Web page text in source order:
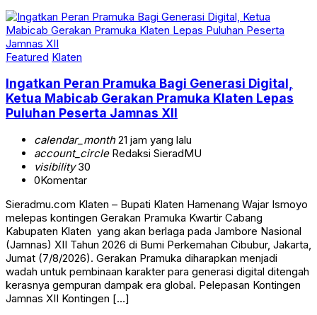
Featured Klaten
Ingatkan Peran Pramuka Bagi Generasi Digital,
Ketua Mabicab Gerakan Pramuka Klaten Lepas
Puluhan Peserta Jamnas XII
calendar_month21 jam yang lalu
account_circleRedaksi SieradMU
visibility30
0Komentar
Sieradmu.com Klaten – Bupati Klaten Hamenang Wajar Ismoyo
melepas kontingen Gerakan Pramuka Kwartir Cabang
Kabupaten Klaten yang akan berlaga pada Jambore Nasional
(Jamnas) XII Tahun 2026 di Bumi Perkemahan Cibubur, Jakarta,
Jumat (7/8/2026). Gerakan Pramuka diharapkan menjadi
wadah untuk pembinaan karakter para generasi digital ditengah
kerasnya gempuran dampak era global. Pelepasan Kontingen
Jamnas XII Kontingen […]